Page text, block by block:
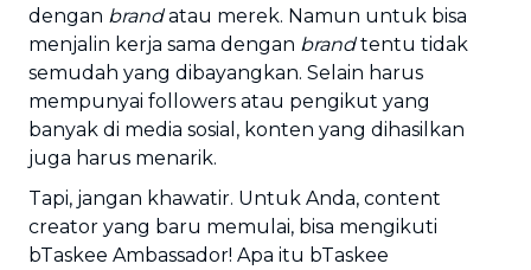
dengan brandatau merek. Namun untuk bisa
menjalin kerja sama dengan brandtentu tidak
semudah yang dibayangkan. Selain harus
mempunyai followers atau pengikut yang
banyak di media sosial, konten yang dihasilkan
juga harus menarik.
Tapi, jangan khawatir. Untuk Anda, content
creator yang baru memulai, bisa mengikuti
bTaskee Ambassador! Apa itu bTaskee